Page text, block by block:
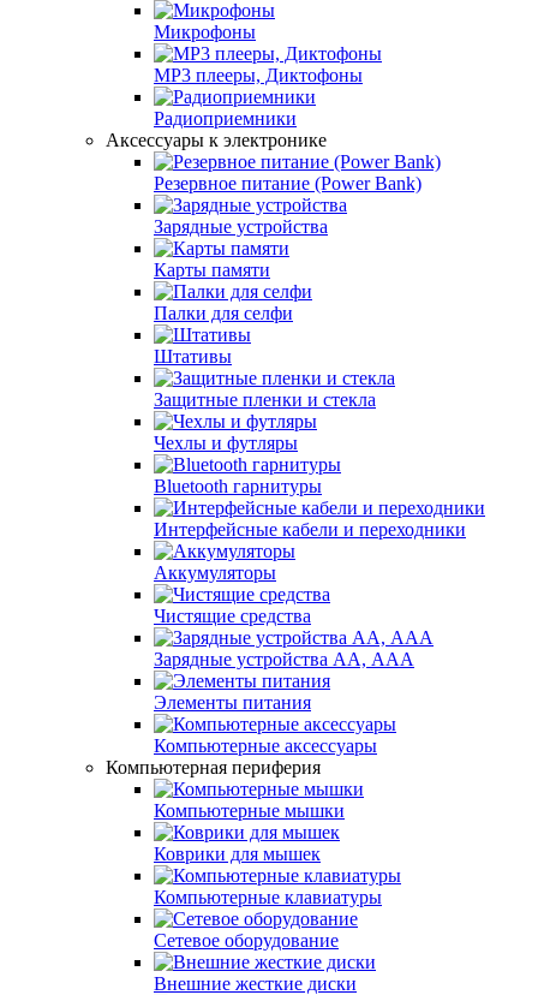
Микрофоны
MP3 плееры, Диктофоны
Радиоприемники
Аксессуары к электронике
Резервное питание (Power Bank)
Зарядные устройства
Карты памяти
Палки для селфи
Штативы
Защитные пленки и стекла
Чехлы и футляры
Bluetooth гарнитуры
Интерфейсные кабели и переходники
Аккумуляторы
Чистящие средства
Зарядные устройства АА, ААА
Элементы питания
Компьютерные аксессуары
Компьютерная периферия
Компьютерные мышки
Коврики для мышек
Компьютерные клавиатуры
Сетевое оборудование
Внешние жесткие диски